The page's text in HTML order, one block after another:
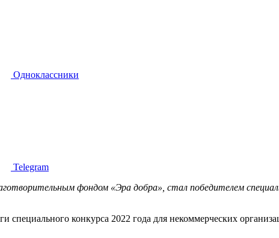
Одноклассники
Telegram
фондом «Эра добра», стал победителем
специального конкурса 2022 года для некоммерческих